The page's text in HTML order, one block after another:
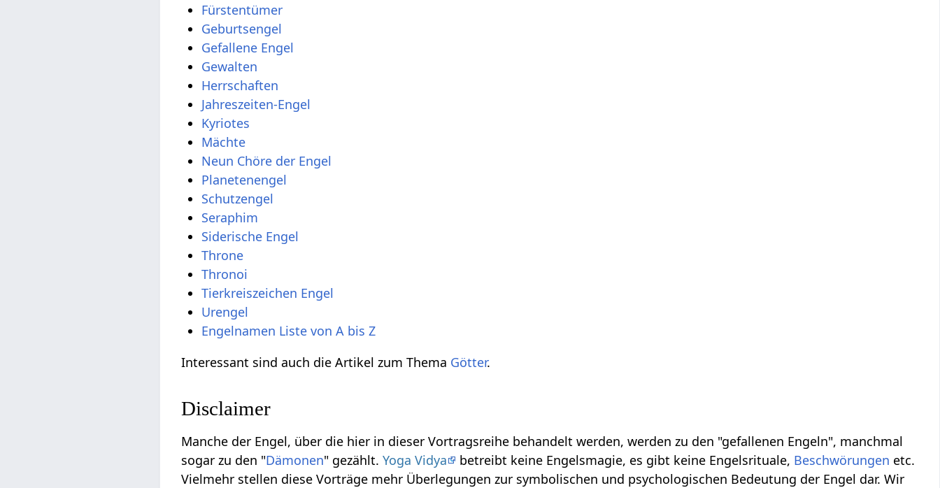
Fürstentümer
Geburtsengel
Gefallene Engel
Gewalten
Herrschaften
Jahreszeiten-Engel
Kyriotes
Mächte
Neun Chöre der Engel
Planetenengel
Schutzengel
Seraphim
Siderische Engel
Throne
Thronoi
Tierkreiszeichen Engel
Urengel
Engelnamen Liste von A bis Z
Interessant sind auch die Artikel zum Thema Götter.
Disclaimer
Manche der Engel, über die hier in dieser Vortragsreihe behandelt werden, werden zu den "gefallenen Engeln", manchmal
sogar zu den "Dämonen" gezählt.Yoga Vidya betreibt keine Engelsmagie, es gibt keine Engelsrituale, Beschwörungen etc.
Vielmehr stellen diese Vorträge mehr Überlegungen zur symbolischen und psychologischen Bedeutung der Engel dar. Wir